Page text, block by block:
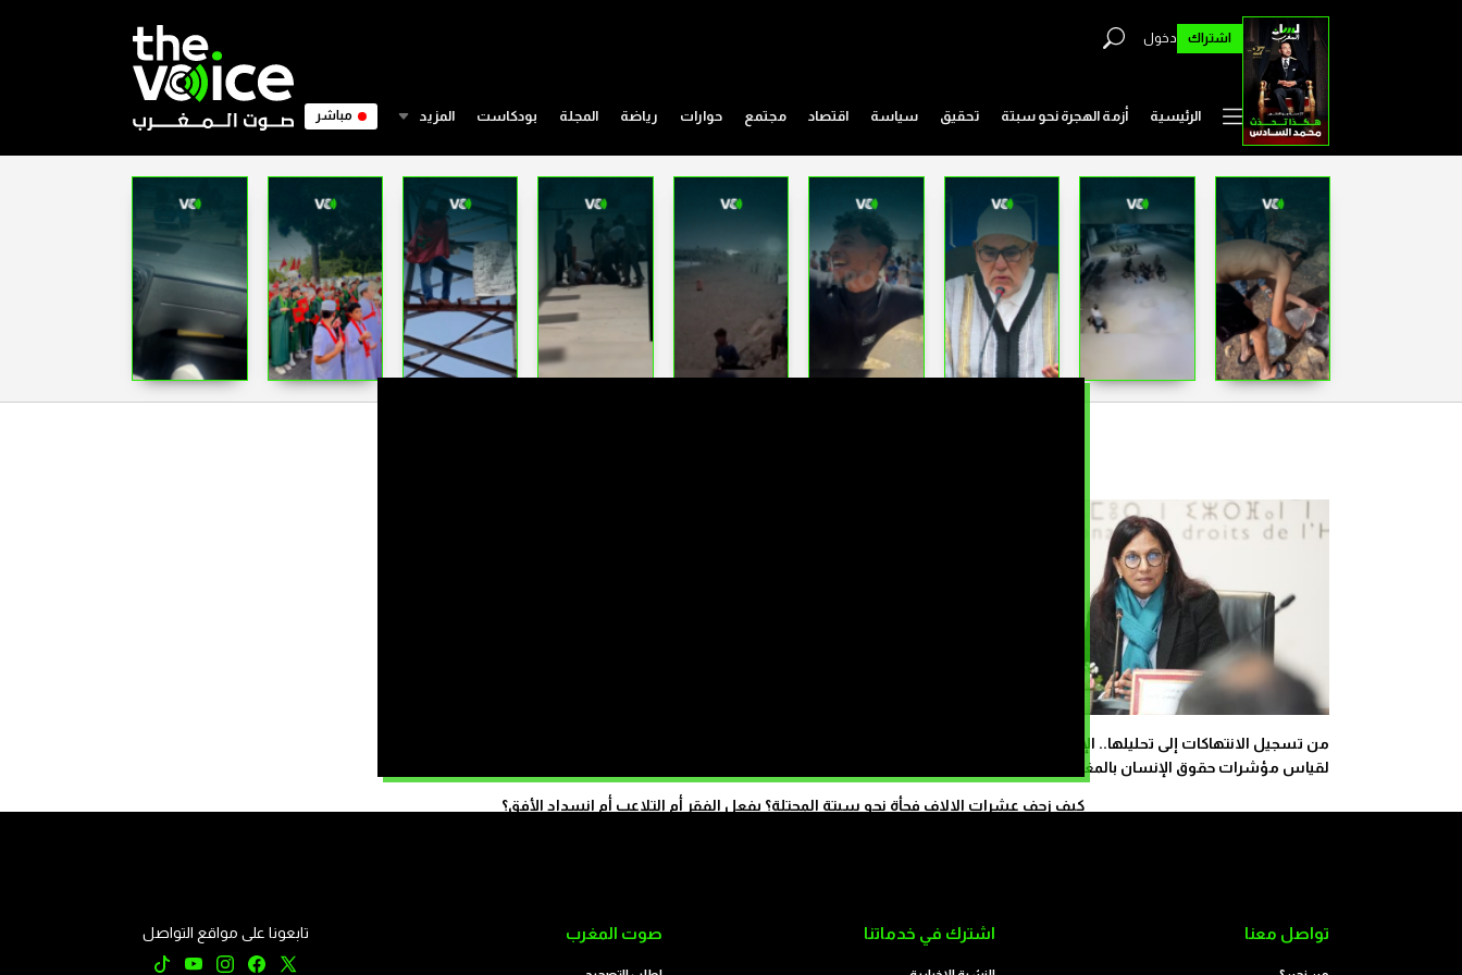
اشتراك دخول
الرئيسية أزمة الهجرة نحو سبتة تحقيق سياسة اقتصاد مجتمع حوارات رياضة المجلة بودكاست المزيد مباشر
كيف زحف عشرات الالاف فجأة نحو سبتة المحتلة؟ بفعل الفقر أم التلاعب أم انسداد الأفق؟
من تسجيل الانتهاكات إلى تحليلها.. الإعلان عن نظام
لقياس مؤشرات حقوق الإنسان بالمغرب
تواصل معنا اشترك في خدماتنا صوت المغرب تابعونا على مواقع التواصل